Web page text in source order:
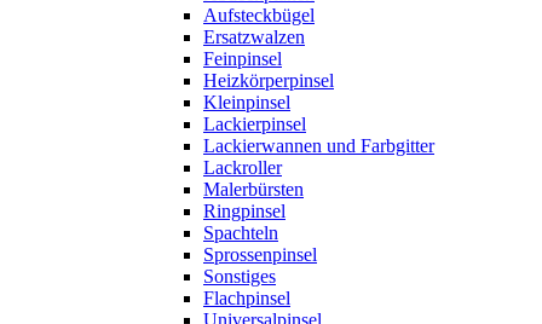
Aufsteckbügel
Ersatzwalzen
Feinpinsel
Heizkörperpinsel
Kleinpinsel
Lackierpinsel
Lackierwannen und Farbgitter
Lackroller
Malerbürsten
Ringpinsel
Spachteln
Sprossenpinsel
Sonstiges
Flachpinsel
Universalpinsel